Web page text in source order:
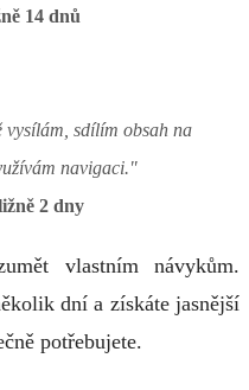
14 dnů
vysílám, sdílím obsah na
navigaci."
2 dny
vlastním návykům.
dní a získáte jasnější
potřebujete.